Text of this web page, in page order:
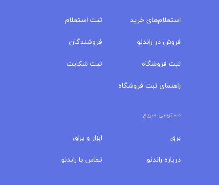
استعلام‌های خرید
فروش در راندنو
ثبت فروشگاه
راهنمای ثبت فروشگاه
ثبت استعلام
فروشندگان
ثبت شکایت
دسترسی سریع
برق
درباره‌ راندنو
ابزار و یراق
تماس با راندنو